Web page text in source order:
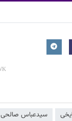
سیدعباس صالحی